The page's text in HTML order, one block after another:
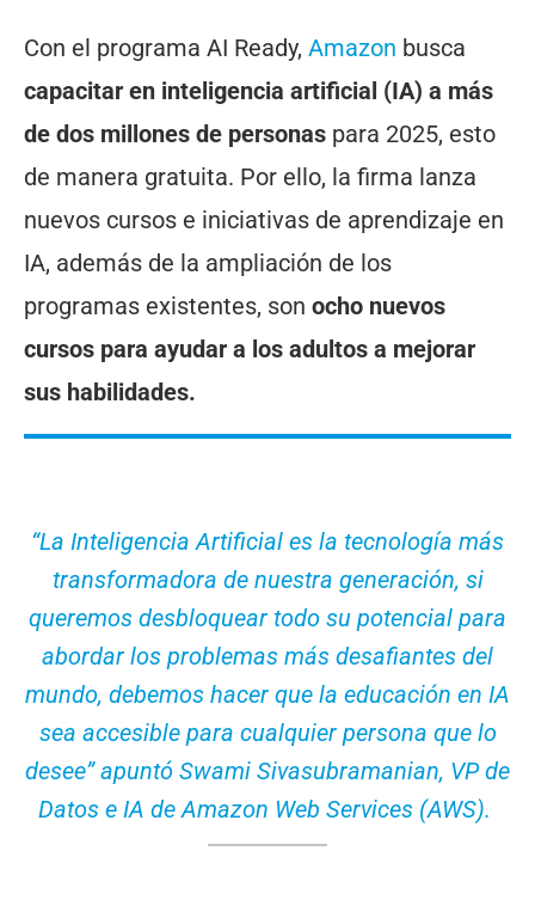
Con el programa AI Ready, Amazon busca
capacitar en inteligencia artificial (IA) a más
de dos millones de personas para 2025, esto
de manera gratuita. Por ello, la firma lanza
nuevos cursos e iniciativas de aprendizaje en
IA, además de la ampliación de los
programas existentes, son ocho nuevos
cursos para ayudar a los adultos a mejorar
sus habilidades.
“La Inteligencia Artificial es la tecnología más
transformadora de nuestra generación, si
queremos desbloquear todo su potencial para
abordar los problemas más desafiantes del
mundo, debemos hacer que la educación en IA
sea accesible para cualquier persona que lo
desee” apuntó Swami Sivasubramanian, VP de
Datos e IA de Amazon Web Services (AWS).